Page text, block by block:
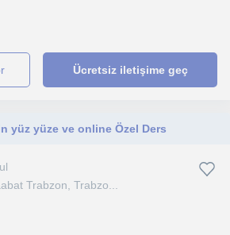
Ücretsiz iletişime geç
yüz yüze ve online Özel Ders
Trabzon, Trabzo...